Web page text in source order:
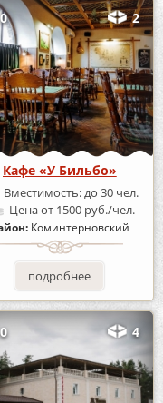
0 2
Кафе «У Бильбо»
Вместимость:до 30 чел.
Ценаот 1500 руб./чел.
Коминтерновский
подробнее
0 4